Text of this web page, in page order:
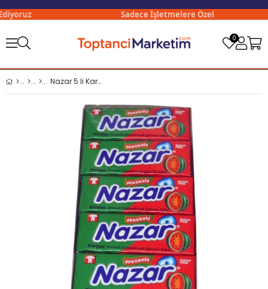
Sadece İşletmelere Özel
0
Nazar 5 li Karpuz Aromalı Şekersiz Sakız x20 li Paket